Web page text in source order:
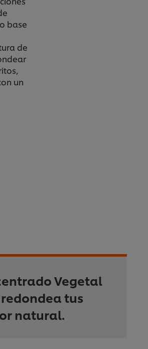
base
de
un
Vegetal
tus
natural.